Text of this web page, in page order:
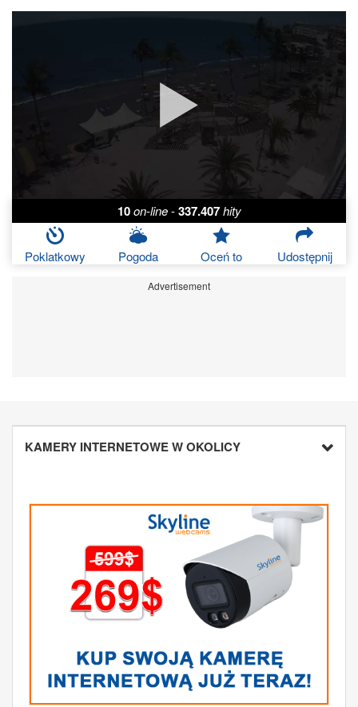
10 on-line - 337.407 hity
Poklatkowy Pogoda Oceń to Udostępnij
Advertisement
KAMERY INTERNETOWE W OKOLICY